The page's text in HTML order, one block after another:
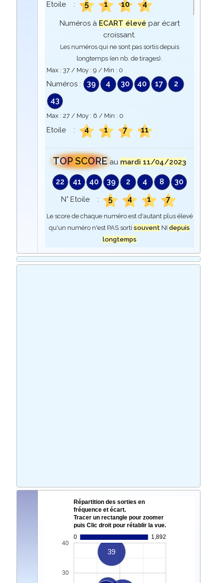
Etoile : 5 1 10 4
Numéros à ECART élevé par écart
croissant.
Les numéros qui ne sont pas sortis depuis
longtemps (en nb. de tirages).
Max : 37/ Moy : 9 / Min : 0
Numéros : 39 4 30 40 17
2
43
Max : 27/ Moy : 6 / Min : 0
Etoile : 4 1 7 11
TOP SCORE au mardi 11/04/2023
22 41 40 39 2 4 8 30
N° Etoile : 5 4 1 7
Le score de chaque numéro est d'autant plus élevé
qu'un numéro n'est PAS sortisouvent NIdepuis
longtemps
Répartition des sorties en
fréquence et écart.
Tracer un rectangle pour zoomer
puis Clic droit pour rétablir la vue.
0
1,892
39
30
40